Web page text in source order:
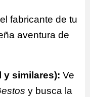
fabricante de tu
aventura de
y similares): Ve
y busca la